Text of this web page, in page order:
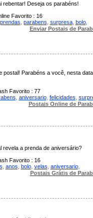
rebentar! Deseja os parabéns!
Favorito : 16
prendas parabens surpresa, bolo,
Enviar Postais de
postal! Parabéns a você, nesta data
Favorito : 77
aniversario, felicidades
Postais Online de
revela a prenda de aniversário?
Favorito : 16
anos bolo, velas aniversario,
Postais Grátis de